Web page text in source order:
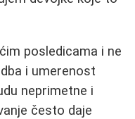
posledicama i ne
i umerenost
neprimetne i
često daje